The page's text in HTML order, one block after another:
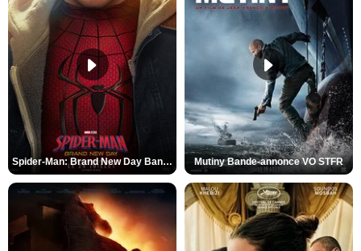
Spider-Man: Brand New Day Bande-annonce VO STFR Mutiny Bande-annonce VO STFR